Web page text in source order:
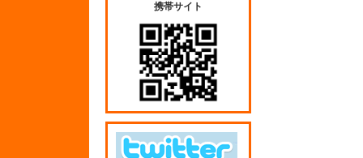
携帯サイト